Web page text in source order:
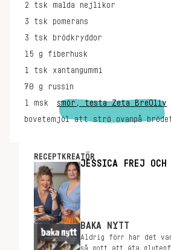
2 tsk
malda nejlikor
3 tsk
pomerans
3 tsk
brödkryddor
15 g
fiberhusk
1 tsk
xantangummi
70 g
russin
1 msk
smör, testa Zeta BreOliv
bovetemjöl att strö ovanpå
RECEPTKREATÖR
JESSICA FREJ OCH
BAKA NYTT
Aldrig förr har det
så gott att äta